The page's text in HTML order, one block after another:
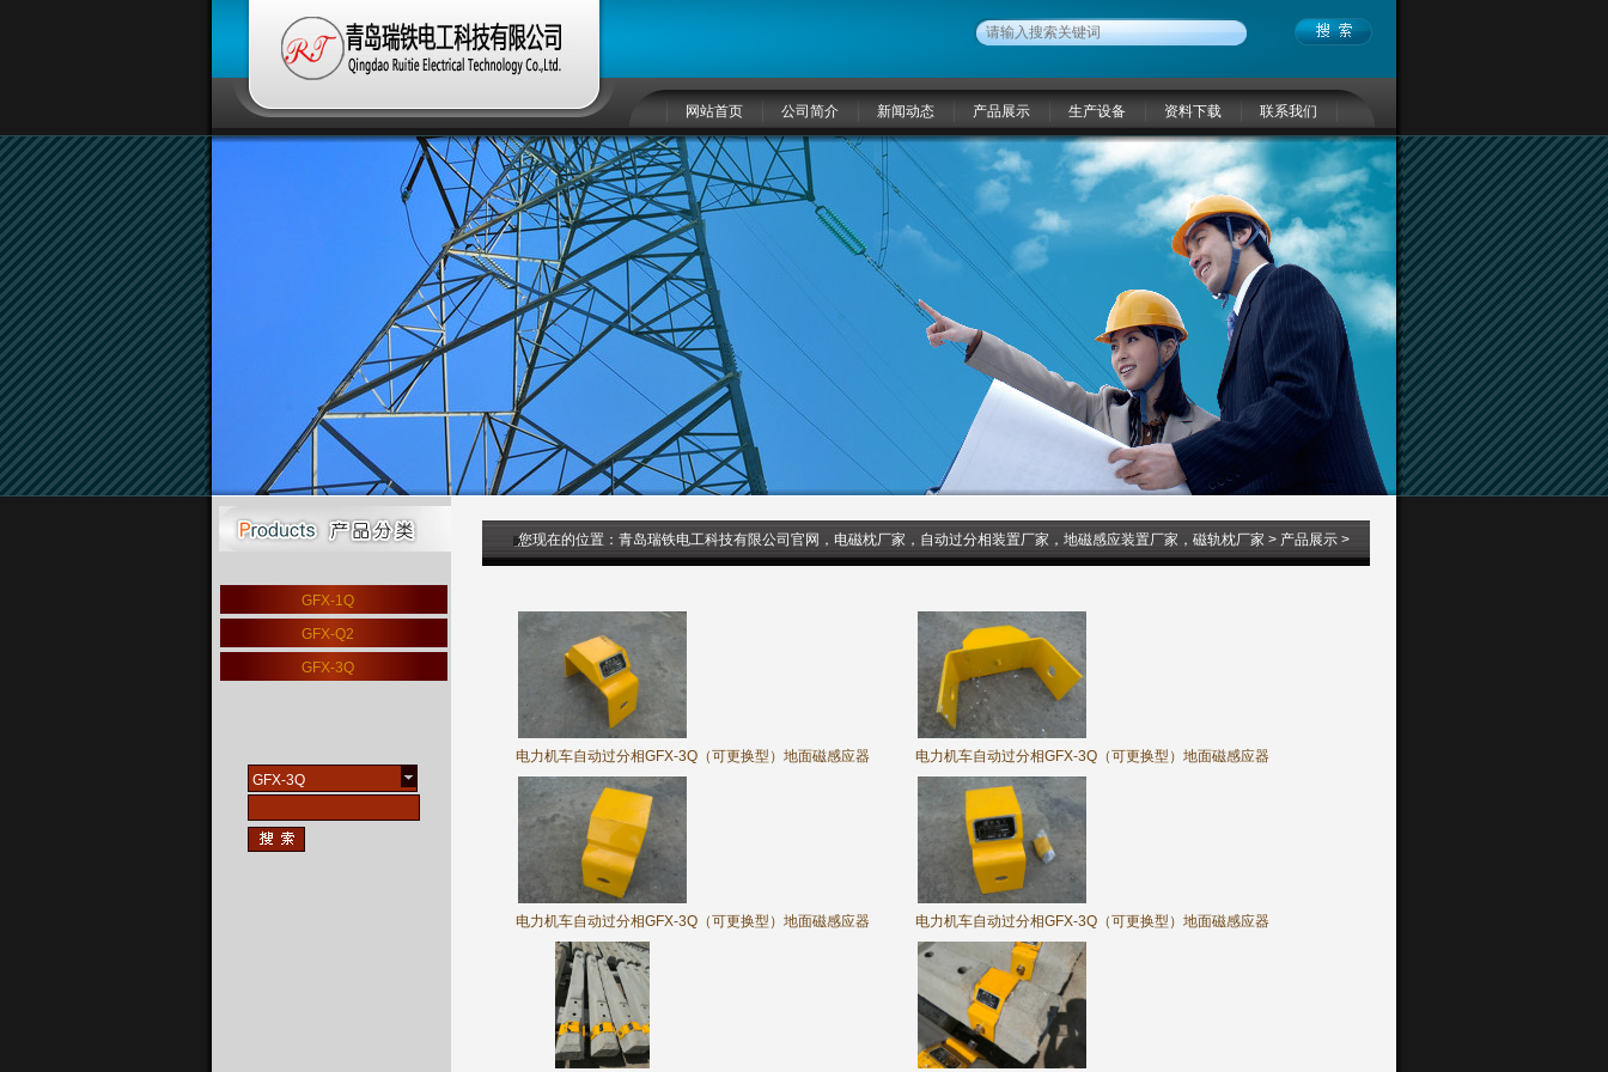
网站首页 公司简介 新闻动态 产品展示 生产设备 资料下载 联系我们
电力机车自动过分相GFX-3Q（可更换型）地面磁感应器 电力机车自动过分相GFX-3Q（可更换型）地面磁感应器
电力机车自动过分相GFX-3Q（可更换型）地面磁感应器 电力机车自动过分相GFX-3Q（可更换型）地面磁感应器
GFX-1Q
GFX-Q2
GFX-3Q
您现在的位置： 青岛瑞铁电工科技有限公司官网，电磁枕厂家，自动过分相装置厂家，地磁感应装置厂家，磁轨枕厂家 > 产品展示 >
GFX-3Q